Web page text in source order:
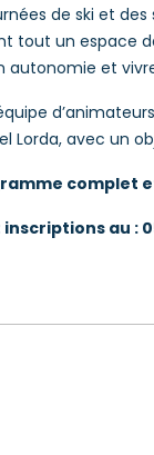
de ski et des
tout un espace
autonomie et
Lorda, avec un
complet
au : 05